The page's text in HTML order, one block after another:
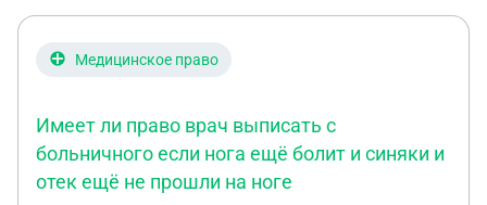
Медицинское право
Имеет ли право врач выписать с
больничного если нога ещё болит и синяки и
отек ещё не прошли на ноге